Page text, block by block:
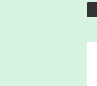
e
カ